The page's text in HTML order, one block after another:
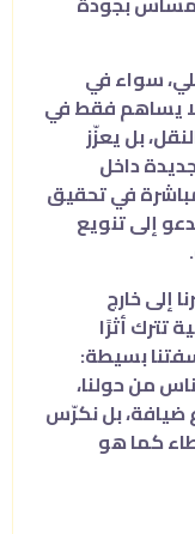
سواء في
يساهم فقط في
بل يعزّز
داخل
في تحقيق
التي تدعو إلى تنويع
خارج
أثرًا
بسيطة:
من حولنا،
بل نكرّس
كما هو